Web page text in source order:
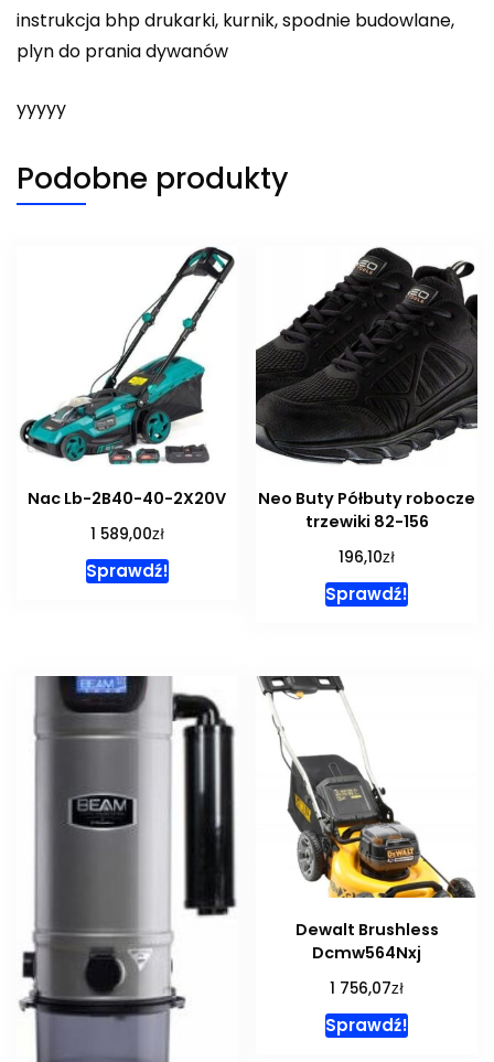
instrukcja bhp drukarki, kurnik, spodnie budowlane,
plyn do prania dywanów
yyyyy
Podobne produkty
Nac Lb-2B40-40-2X20V
1 589,00zł
Sprawdź!
Neo Buty Półbuty robocze
trzewiki 82-156
196,10zł
Sprawdź!
Dewalt Brushless
Dcmw564Nxj
1 756,07zł
Sprawdź!